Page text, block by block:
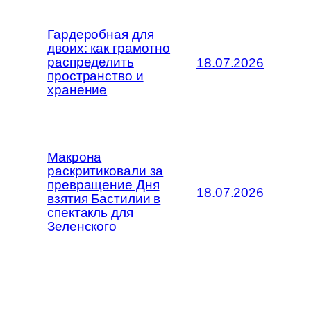
Гардеробная для
двоих: как грамотно
распределить
пространство и
хранение
18.07.2026
Макрона
раскритиковали за
превращение Дня
взятия Бастилии в
спектакль для
Зеленского
18.07.2026